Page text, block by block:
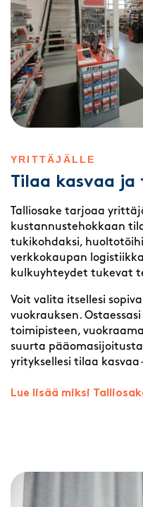
YRITTÄJÄLLE
Tilaa kasvaa ja
Talliosake tarjoaa
kustannustehokkaan
tukikohdaksi,
verkkokaupan
kulkuyhteydet tukevat
Voit valita itsellesi
vuokrauksen.
toimipisteen,
suurta
yrityksellesi tilaa kasvaa
Lue lisää miksi